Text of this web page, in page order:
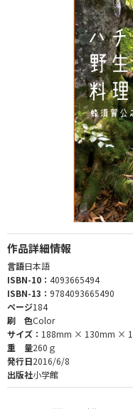
作品詳細情報
言語日本語
ISBN-10： 4093665494
ISBN-13： 9784093665490
ページ184
刷 色Color
サイズ： 188mm × 130mm ×
重 量260ｇ
発行日2016/6/8
出版社小学館